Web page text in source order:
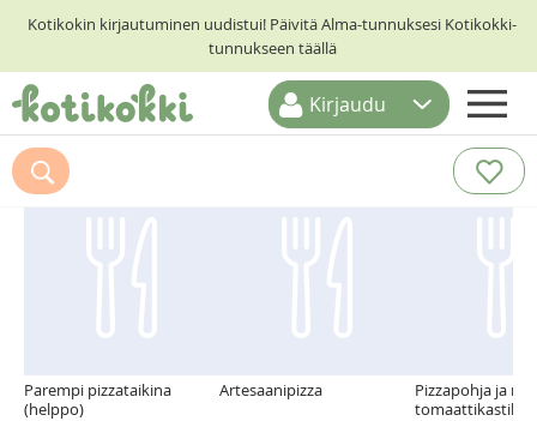
Kotikokin kirjautuminen uudistui! Päivitä Alma-tunnuksesi Kotikokki-
tunnukseen täällä
ETUSIVU
RESEPTIHAKU
Kirjaudu
Suosittelemme myös
Parempi pizzataikina
(helppo)
Artesaanipizza
Pizzapohja ja
tomaattikastike